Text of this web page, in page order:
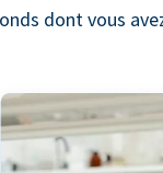
dont vous